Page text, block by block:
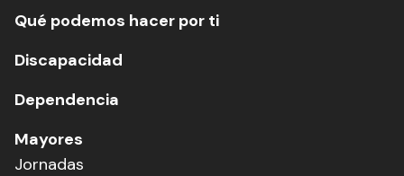
Qué podemos hacer por ti
Discapacidad
Dependencia
Mayores
Jornadas